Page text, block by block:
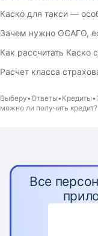
Каско для такси —
Зачем нужно ОСАГО,
Как рассчитать Каско
Расчет класса
Выберу Ответы Кредиты
можно ли получить кредит?
Все